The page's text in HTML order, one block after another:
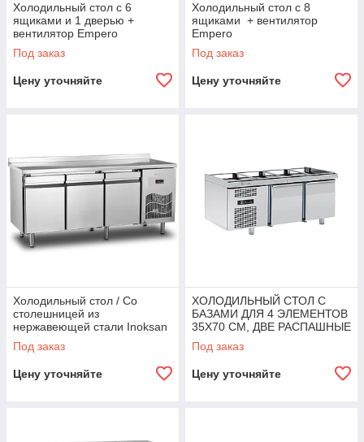
Холодильный стол с 6
ящиками и 1 дверью +
вентилятор Empero
Под заказ
Цену уточняйте
Холодильный стол с 8
ящиками + вентилятор
Empero
Под заказ
Цену уточняйте
Холодильный стол / Со
столешницей из
нержавеющей стали Inoksan
Под заказ
Цену уточняйте
ХОЛОДИЛЬНЫЙ СТОЛ С
БАЗАМИ ДЛЯ 4 ЭЛЕМЕНТОВ
35X70 CM, ДВЕ РАСПАШНЫЕ
ДВЕРИ Angelopo
Под заказ
Цену уточняйте